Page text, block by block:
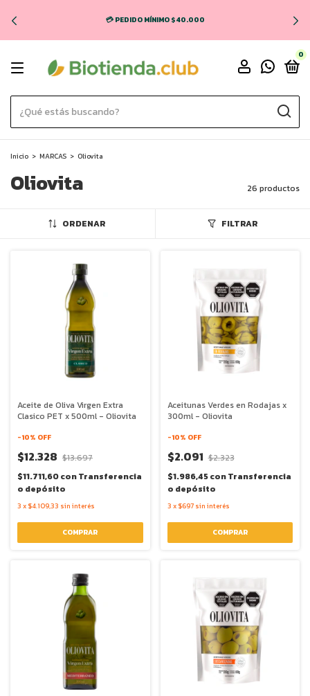
🚚 ENVÍO GRATIS EN CABA Y GBA (COMPRAS + $70.000) 💸
0
Inicio > MARCAS > Oliovita
Oliovita 26 productos
ORDENAR FILTRAR
Aceite de Oliva Virgen Extra
Clasico PET x 500ml - Oliovita
-10% OFF
$12.328 $13.697
$11.711,60conTransferencia
o depósito
3 x $4.109,33 sin interés
Aceitunas Verdes en Rodajas x
300ml - Oliovita
-10% OFF
$2.091 $2.323
$1.986,45conTransferencia
o depósito
3 x $697 sin interés